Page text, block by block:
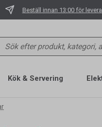
Beställ innan 13:00 för
Kök & Servering